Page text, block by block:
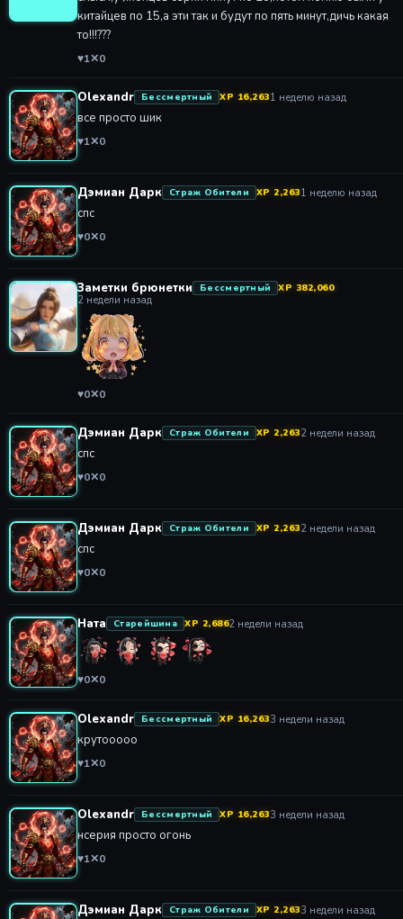
китайцев по 15,а эти так и будут по пять минут,дичь какая
то!!!???
♥1✕0
Olexandr Бессмертный XP 16,2631 неделю назад
все просто шик
♥1✕0
Дэмиан Дарк Страж Обители XP 2,2631 неделю назад
спс
♥0✕0
Заметки брюнетки Бессмертный XP 382,060
2 недели назад
♥0✕0
Дэмиан Дарк Страж Обители XP 2,2632 недели назад
спс
♥0✕0
Дэмиан Дарк Страж Обители XP 2,2632 недели назад
спс
♥0✕0
Ната Старейшина XP 2,6862 недели назад
♥0✕0
Olexandr Бессмертный XP 16,2633 недели назад
крутооооо
♥1✕0
Olexandr Бессмертный XP 16,2633 недели назад
нсерия просто огонь
♥1✕0
Дэмиан Дарк Страж Обители XP 2,2633 недели назад